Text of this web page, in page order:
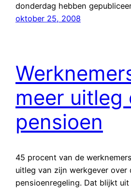
donderdag hebben
oktober 25, 2008
meer uitleg
pensioen
45 procent van de
uitleg van zijn werkgever over
pensioenregeling. Dat blijkt